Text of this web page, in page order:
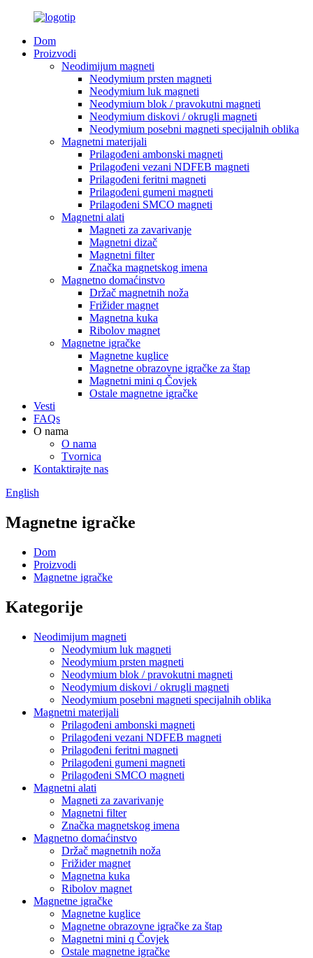
Dom
Proizvodi
Neodimijum magneti
Neodymium prsten magneti
Neodymium luk magneti
Neodymium blok / pravokutni magneti
Neodymium diskovi / okrugli magneti
Neodymium posebni magneti specijalnih oblika
Magnetni materijali
Prilagođeni ambonski magneti
Prilagođeni vezani NDFEB magneti
Prilagođeni feritni magneti
Prilagođeni gumeni magneti
Prilagođeni SMCO magneti
Magnetni alati
Magneti za zavarivanje
Magnetni dizač
Magnetni filter
Značka magnetskog imena
Magnetno domaćinstvo
Držač magnetnih noža
Frižider magnet
Magnetna kuka
Ribolov magnet
Magnetne igračke
Magnetne kuglice
Magnetne obrazovne igračke za štap
Magnetni mini q Čovjek
Ostale magnetne igračke
Vesti
FAQs
O nama
O nama
Tvornica
Kontaktirajte nas
English
Magnetne igračke
Dom
Proizvodi
Magnetne igračke
Kategorije
Neodimijum magneti
Neodymium luk magneti
Neodymium prsten magneti
Neodymium blok / pravokutni magneti
Neodymium diskovi / okrugli magneti
Neodymium posebni magneti specijalnih oblika
Magnetni materijali
Prilagođeni ambonski magneti
Prilagođeni vezani NDFEB magneti
Prilagođeni feritni magneti
Prilagođeni gumeni magneti
Prilagođeni SMCO magneti
Magnetni alati
Magneti za zavarivanje
Magnetni filter
Značka magnetskog imena
Magnetno domaćinstvo
Držač magnetnih noža
Frižider magnet
Magnetna kuka
Ribolov magnet
Magnetne igračke
Magnetne kuglice
Magnetne obrazovne igračke za štap
Magnetni mini q Čovjek
Ostale magnetne igračke